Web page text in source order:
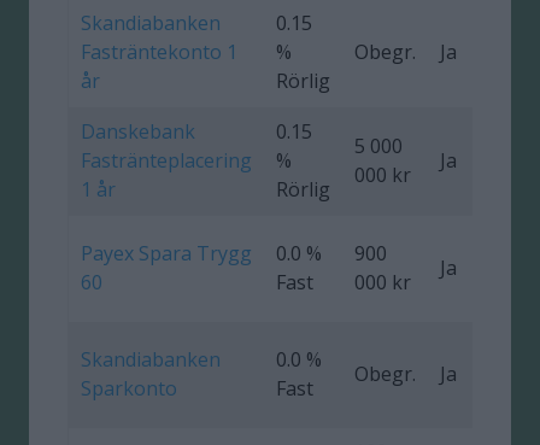
Skandiabanken
Fasträntekonto 1
år
0.15
%
Rörlig
Obegr. Ja
Danskebank
Fastränteplacering
1 år
0.15
%
Rörlig
5 000
000 kr
Ja
Payex Spara Trygg
60
0.0 %
Fast
900
000 kr
Ja
Skandiabanken
Sparkonto
0.0 %
Fast
Obegr. Ja